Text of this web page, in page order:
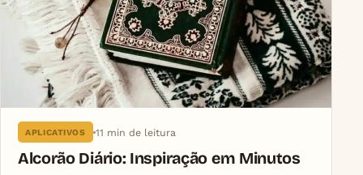
APLICATIVOS 11 min de leitura
Alcorão Diário: Inspiração em Minutos